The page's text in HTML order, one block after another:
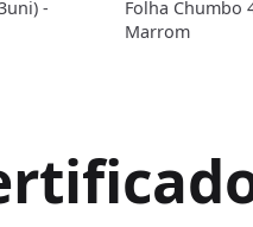
-
Folha Chumbo
Marrom